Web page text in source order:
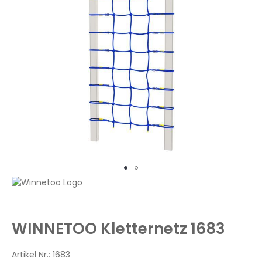
Zum
springen
WINNETOO Kletternetz 1683
Artikel Nr.: 1683